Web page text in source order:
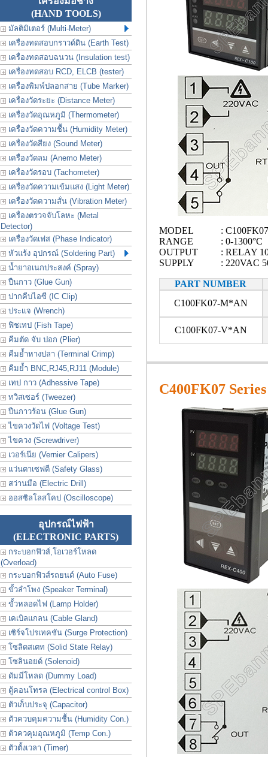
(HAND TOOLS)
มัลติมิเตอร์ (Multi-Meter)
เครื่องทดสอบกราวด์ดิน (Earth Test)
เครื่องทดสอบฉนวน (Insulation test)
เครื่องทดสอบ RCD, ELCB (tester)
เครื่องพิมพ์ปลอกสาย (Tube Marker)
เครื่องวัดระยะ (Distance Meter)
เครื่องวัดอุณหภูมิ (Thermometer)
เครื่องวัดความชื้น (Humidity Meter)
เครื่องวัดสียง (Sound Meter)
เครื่องวัดลม (Anemo Meter)
เครื่องวัดรอบ (Tachometer)
เครื่องวัดความเข้มแสง (Light Meter)
เครื่องวัดความสั่น (Vibration Meter)
เครื่องตรวจจับโลหะ (Metal
Detector)
เครื่องวัดเฟส (Phase Indicator)
หัวแร้ง อุปกรณ์ (Soldering Part)
น้ำยาอเนกประสงค์ (Spray)
ปืนกาว (Glue Gun)
ปากคีบไอซี (IC Clip)
ประเเจ (Wrench)
ฟิชเทป (Fish Tape)
คีมตัด จับ ปอก (Plier)
คีมย้ำหางปลา (Terminal Crimp)
คีมย้ำ BNC,RJ45,RJ11 (Module)
เทป กาว (Adhessive Tape)
ทวิสเซอร์ (Tweezer)
ปืนกาวร้อน (Glue Gun)
ไขควงวัดไฟ (Voltage Test)
ไขควง (Screwdriver)
เวอร์เนีย (Vernier Calipers)
แว่นตาเซฟตี (Safety Glass)
สว่านมือ (Electric Drill)
ออสซิลโลสโคป (Oscilloscope)
อุปกรณ์ไฟฟ้า
(ELECTRONIC PARTS)
กระบอกฟิวส์,โอเวอร์โหลด
(Overload)
กระบอกฟิวส์รถยนต์ (Auto Fuse)
ขั้วลำโพง (Speaker Terminal)
ขั้วหลอดไฟ (Lamp Holder)
เคเบิลแกลน (Cable Gland)
เซิร์จโปรเทคชัน (Surge Protection)
โซลิดสเตท (Solid State Relay)
โซลินอยด์ (Solenoid)
ดัมมี่โหลด (Dummy Load)
ตู้คอนโทรล (Electrical control Box)
ตัวเก็บประจุ (Capacitor)
ตัวควบคุมความชื้น (Humidity Con.)
ตัวควคุมอุณหภูมิ (Temp Con.)
ตัวตั้งเวลา (Timer)
MODEL
:
RANGE
: 0-1300°C
OUTPUT
: RELAY
SUPPLY
: 220VAC
PART NUMBER
C100FK07-M*AN
C100FK07-V*AN
C400FK07 Series